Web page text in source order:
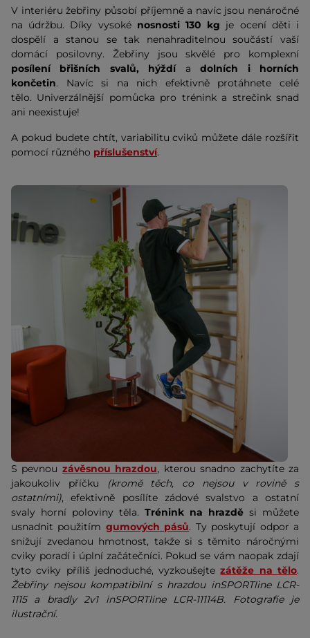
V interiéru žebřiny působí příjemně a navíc jsou nenáročné
na údržbu. Díky vysoké nosnosti 130 kg je ocení děti i
dospělí a stanou se tak nenahraditelnou součástí vaší
domácí posilovny. Žebřiny jsou skvělé pro komplexní
posílení břišních svalů, hýždíadolních i horních
končetin. Navíc si na nich efektivně protáhnete celé
tělo. Univerzálnější pomůcka pro trénink a strečink snad
ani neexistuje!
A pokud budete chtít, variabilitu cviků můžete dále rozšířit
pomocí různého příslušenství.
S pevnou závěsnou hrazdou, kterou snadno zachytíte za
jakoukoliv příčku
(kromě těch, co nejsou v rovině s
ostatními), efektivně posílíte zádové svalstvo a ostatní
svaly horní poloviny těla. Trénink na hrazdě si můžete
usnadnit použitím gumových pásů. Ty poskytují odpor a
snižují zvedanou hmotnost, takže si s těmito náročnými
cviky poradí i úplní začátečníci. Pokud se vám naopak zdají
tyto cviky příliš jednoduché, vyzkoušejtezátěže na tělo.
Žebřiny nejsou kompatibilní s hrazdou inSPORTline LCR-
1115 a bradly 2v1 inSPORTline LCR-11114B. Fotografie je
ilustrační.